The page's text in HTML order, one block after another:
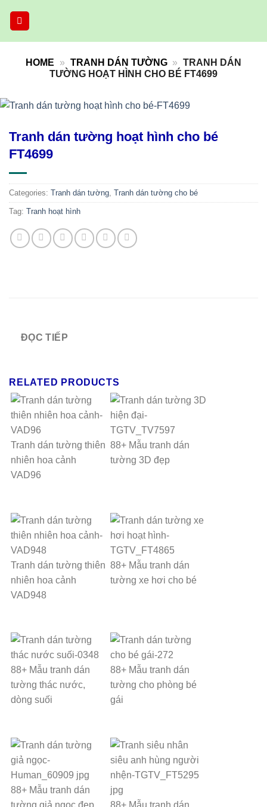
HOME » TRANH DÁN TƯỜNG » TRANH DÁN
TƯỜNG HOẠT HÌNH CHO BÉ FT4699
Tranh dán tường hoạt hình cho bé
FT4699
Categories: Tranh dán tường, Tranh dán tường cho bé
Tag: Tranh hoạt hình
ĐỌC TIẾP
RELATED PRODUCTS
Tranh dán tường thiên
nhiên hoa cảnh
VAD96
88+ Mẫu tranh dán
tường 3D đẹp
Tranh dán tường thiên
nhiên hoa cảnh
VAD948
88+ Mẫu tranh dán
tường xe hơi cho bé
88+ Mẫu tranh dán
tường thác nước,
dòng suối
88+ Mẫu tranh dán
tường cho phòng bé
gái
88+ Mẫu tranh dán